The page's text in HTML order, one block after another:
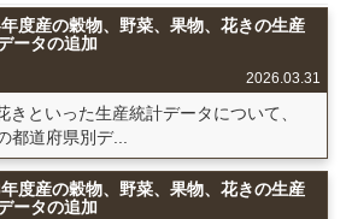
度産の穀物、野菜、果物、花きの生産
ータの追加
2026.03.31
きといった生産統計データについて、
都道府県別デ...
度産の穀物、野菜、果物、花きの生産
ータの追加